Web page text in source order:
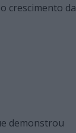
crescimento da
demonstrou